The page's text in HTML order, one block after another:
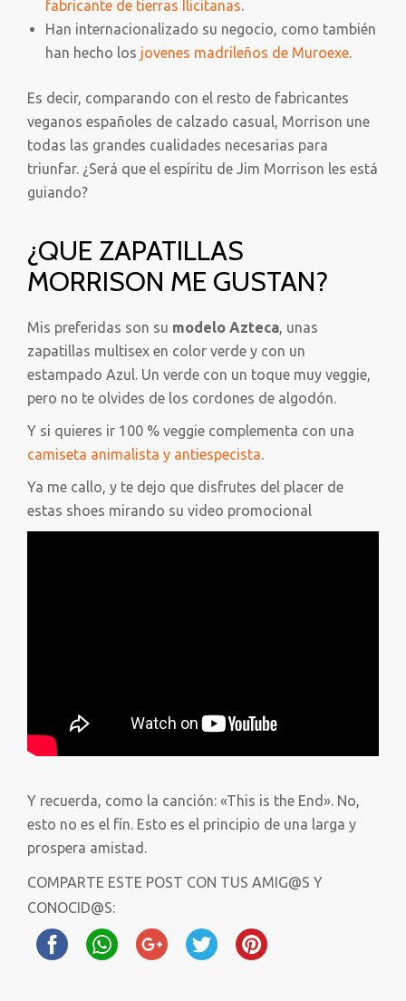
fabricante de tierras Ilicitanas.
Han internacionalizado su negocio, como también
han hecho los jovenes madrileños de Muroexe.
Es decir, comparando con el resto de fabricantes
veganos españoles de calzado casual, Morrison une
todas las grandes cualidades necesarias para
triunfar. ¿Será que el espíritu de Jim Morrison les está
guiando?
¿QUE ZAPATILLAS
MORRISON ME GUSTAN?
Mis preferidas son su modelo Azteca, unas
zapatillas multisex en color verde y con un
estampado Azul. Un verde con un toque muy veggie,
pero no te olvides de los cordones de algodón.
Y si quieres ir 100 % veggie complementa con una
camiseta animalista y antiespecista.
Ya me callo, y te dejo que disfrutes del placer de
estas shoes mirando su video promocional
Y recuerda, como la canción: «This is the End». No,
esto no es el fín. Esto es el principio de una larga y
prospera amistad.
COMPARTE ESTE POST CON TUS AMIG@S Y
CONOCID@S: